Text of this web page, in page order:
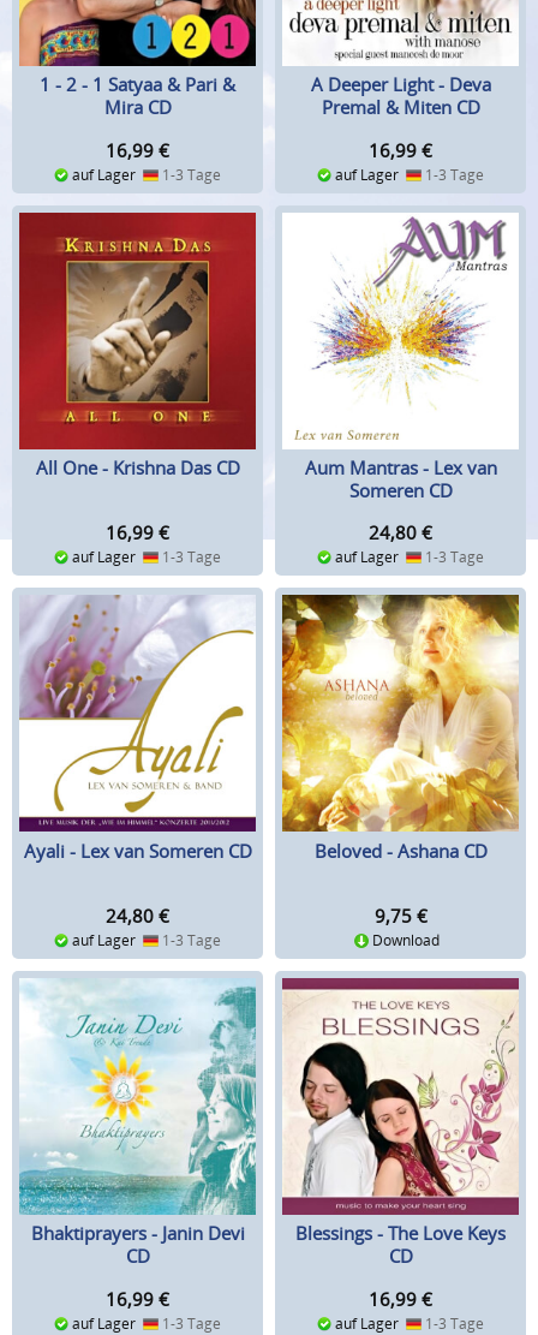
1 - 2 - 1 Satyaa & Pari &
Mira CD
16,99 €
auf Lager 1-3 Tage
A Deeper Light - Deva
Premal & Miten CD
16,99 €
auf Lager 1-3 Tage
All One - Krishna Das CD
16,99 €
auf Lager 1-3 Tage
Aum Mantras - Lex van
Someren CD
24,80 €
auf Lager 1-3 Tage
Ayali - Lex van Someren CD
24,80 €
auf Lager 1-3 Tage
Beloved - Ashana CD
9,75 €
Download
Bhaktiprayers - Janin Devi
CD
16,99 €
auf Lager 1-3 Tage
Blessings - The Love Keys
CD
16,99 €
auf Lager 1-3 Tage